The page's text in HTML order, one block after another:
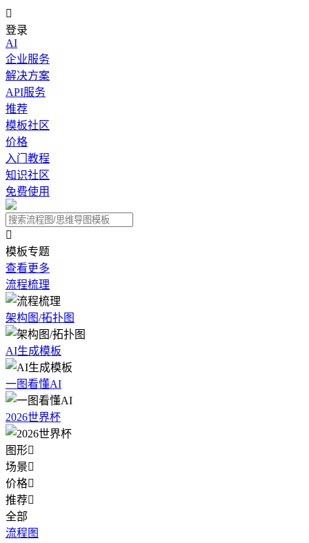

登录
AI
企业服务
解决方案
API服务
推荐
模板社区
价格
入门教程
知识社区
免费使用

模板专题
查看更多
流程梳理
架构图/拓扑图
AI生成模板
一图看懂AI
2026世界杯
图形
场景
价格
推荐
全部
流程图